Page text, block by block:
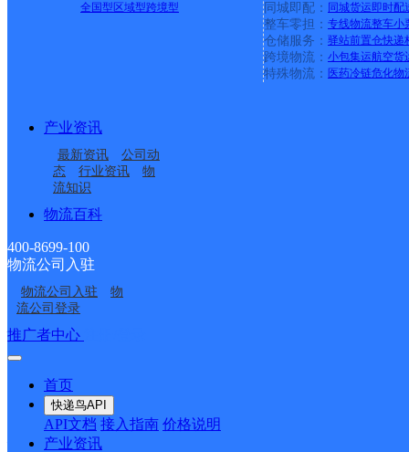
全国型 区域型跨境型 同城即配： 同城货运即时配
整车零担： 专线物流整车小
仓储服务： 驿站前置仓快递
跨境物流： 小包集运航空货
特殊物流： 医药冷链危化物
产业资讯
最新资讯
公司动
态
行业资讯
物
流知识
物流百科
400-8699-100
物流公司入驻
物流公司入驻
物
流公司登录
推广者中心
首页
快递鸟API
API文档 接入指南 价格说明
产业资讯
瓜州县南岔镇合作点
ID8820
酒泉瓜州县营业部
柳园邮政支局
广至邮政所
布隆吉邮政所
河东邮政所
接口API
API接口 DEMO下载
关于我们